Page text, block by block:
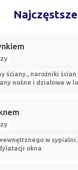
ściany., narożniki
nośne i działowe w
w
okna